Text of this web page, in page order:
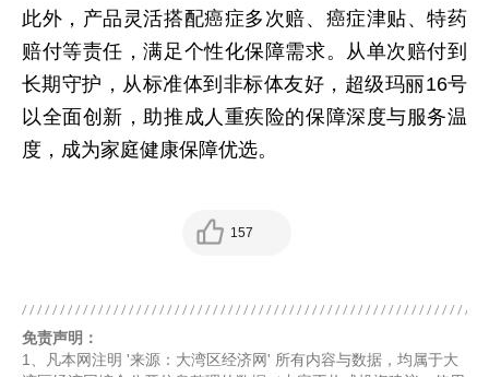
此外，产品灵活搭配癌症多次赔、癌症津贴、特药
赔付等责任，满足个性化保障需求。从单次赔付到
长期守护，从标准体到非标体友好，超级玛丽16号
以全面创新，助推成人重疾险的保障深度与服务温
度，成为家庭健康保障优选。
157
免责声明：
1、凡本网注明 '来源：大湾区经济网' 所有内容与数据，均属于大